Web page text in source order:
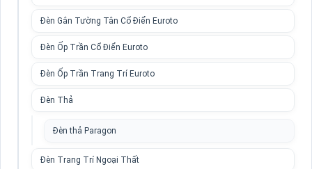
Đèn Gắn Tường Tân Cổ Điển Euroto
Đèn Ốp Trần Cổ Điển Euroto
Đèn Ốp Trần Trang Trí Euroto
Đèn Thả
Đèn thả Paragon
Đèn Trang Trí Ngoại Thất